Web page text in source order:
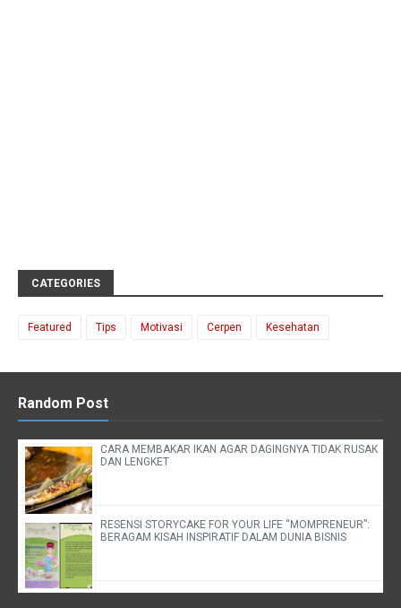
CATEGORIES
Featured Tips Motivasi Cerpen Kesehatan
Random Post
CARA MEMBAKAR IKAN AGAR DAGINGNYA TIDAK RUSAK
DAN LENGKET
RESENSI STORYCAKE FOR YOUR LIFE “MOMPRENEUR”:
BERAGAM KISAH INSPIRATIF DALAM DUNIA BISNIS